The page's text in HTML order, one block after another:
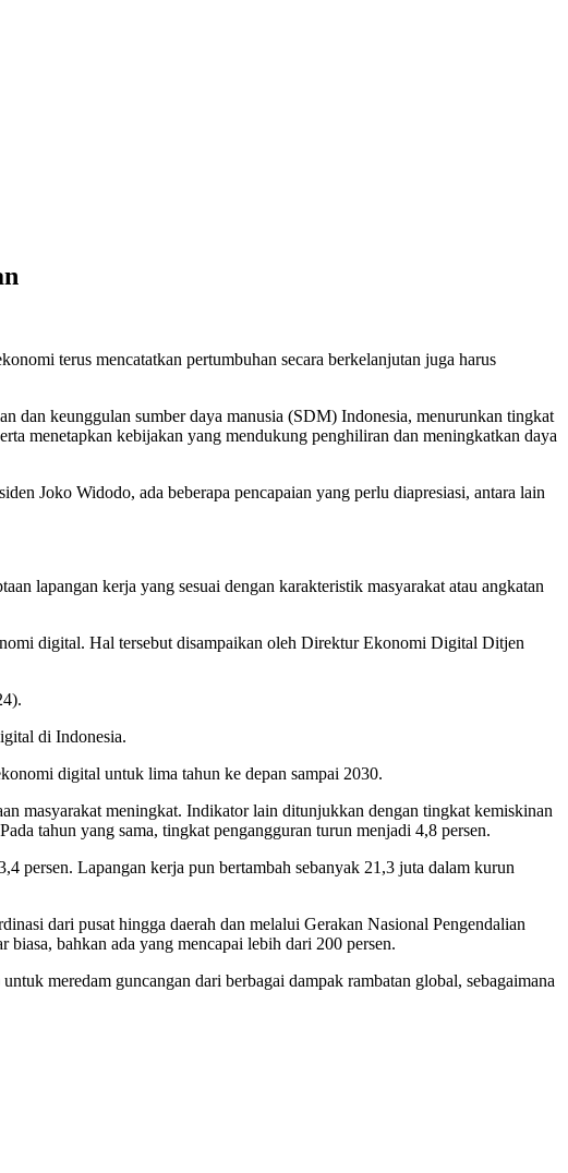
terus mencatatkan pertumbuhan secara berkelanjutan juga harus
dan keunggulan sumber daya manusia (SDM) Indonesia, menurunkan tingkat
menetapkan kebijakan yang mendukung penghiliran dan meningkatkan daya
Joko Widodo, ada beberapa pencapaian yang perlu diapresiasi, antara lain
lapangan kerja yang sesuai dengan karakteristik masyarakat atau angkatan
digital. Hal tersebut disampaikan oleh Direktur Ekonomi Digital Ditjen
di Indonesia.
digital untuk lima tahun ke depan sampai 2030.
masyarakat meningkat. Indikator lain ditunjukkan dengan tingkat kemiskinan
tahun yang sama, tingkat pengangguran turun menjadi 4,8 persen.
persen. Lapangan kerja pun bertambah sebanyak 21,3 juta dalam kurun
dari pusat hingga daerah dan melalui Gerakan Nasional Pengendalian
bahkan ada yang mencapai lebih dari 200 persen.
meredam guncangan dari berbagai dampak rambatan global, sebagaimana